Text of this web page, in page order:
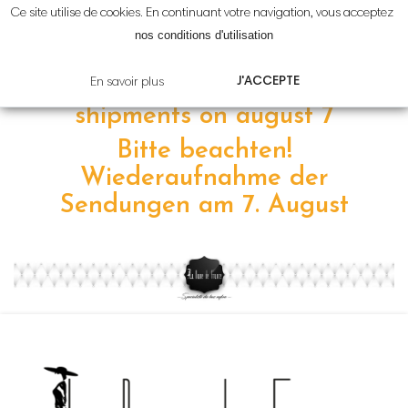
Attention!Reprise
Please note! resumption of
shipments onaugust 7
Bitte beachten!
Wiederaufnahme der
Sendungen am 7. August
Ce site utilise de cookies. En continuant votre navigation, vous acceptez
nos conditions d'utilisation
En savoir plus J'ACCEPTE